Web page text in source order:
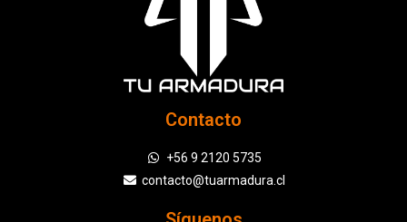
Contacto
+56 9 2120 5735
contacto@tuarmadura.cl